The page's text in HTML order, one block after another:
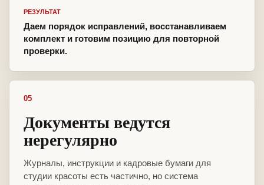
РЕЗУЛЬТАТ
Даем порядок исправлений, восстанавливаем
комплект и готовим позицию для повторной
проверки.
05
Документы ведутся
нерегулярно
Журналы, инструкции и кадровые бумаги для
студии красоты есть частично, но система